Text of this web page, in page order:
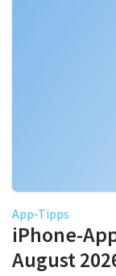
App-Tipps
iPhone-
August